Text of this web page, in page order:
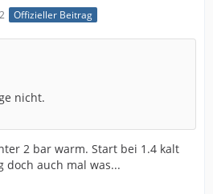
Offizieller Beitrag
nicht.
2 bar warm. Start bei 1.4 kalt
doch auch mal was...